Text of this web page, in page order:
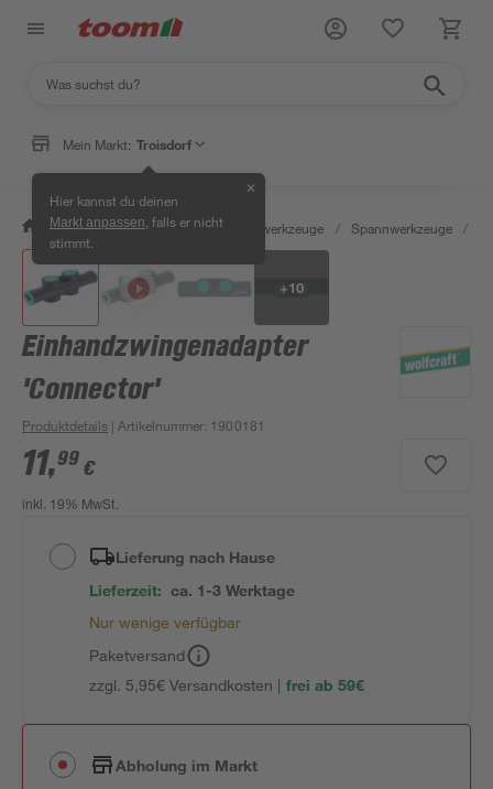
Mein Markt: Troisdorf
Hier kannst du deinen
Markt anpassen , falls er nicht
stimmt.
✕
/ Werkstatt & Maschinen / Handwerkzeuge / Spannwerkzeuge /
+10
Einhandzwingenadapter
'Connector'
Produktdetails | Artikelnummer: 1900181
11,99 €
inkl. 19% MwSt.
Lieferung nach Hause
Lieferzeit: ca. 1-3 Werktage
Nur wenige verfügbar
Paketversand
zzgl. 5,95€ Versandkosten | frei ab 59€
Abholung im Markt